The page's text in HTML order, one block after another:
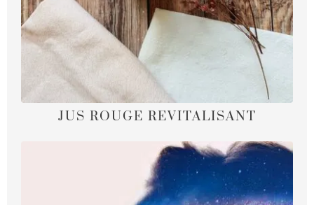
JUS ROUGE REVITALISANT